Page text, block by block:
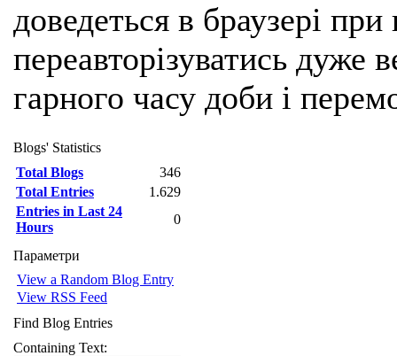
доведеться в браузері
переавторізуватись
гарного часу доби і
Blogs' Statistics
Total Blogs
346
Total Entries
1.629
Entries in Last 24
Hours
0
Параметри
View a Random Blog Entry
View RSS Feed
Find Blog Entries
Containing Text: